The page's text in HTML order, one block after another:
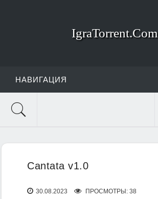
IgraTorrent.Com
НАВИГАЦИЯ
Cantata v1.0
30.08.2023 ПРОСМОТРЫ: 38